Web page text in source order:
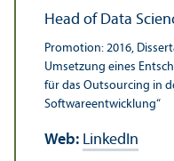
Head of Data
Promotion: 2016,
Umsetzung eines
für das Outsourcing in
Software­entwicklung“
Web: LinkedIn